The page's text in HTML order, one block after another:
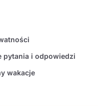
pytania i odpowiedzi
wakacje